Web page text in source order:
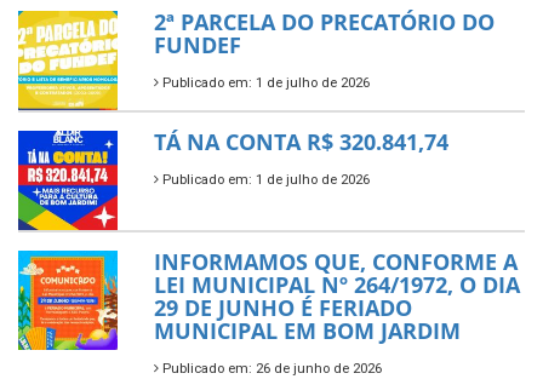
2ª PARCELA DO PRECATÓRIO DO
FUNDEF
Publicado em: 1 de julho de 2026
TÁ NA CONTA R$ 320.841,74
Publicado em: 1 de julho de 2026
INFORMAMOS QUE, CONFORME A
LEI MUNICIPAL Nº 264/1972, O DIA
29 DE JUNHO É FERIADO
MUNICIPAL EM BOM JARDIM
Publicado em: 26 de junho de 2026